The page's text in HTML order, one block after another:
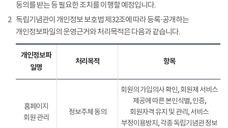
동의를 받는 등 필요한 조치를 이행할 예정입니다.
2 독립기념관이 개인정보 보호법 제32조에 따라 등록·공개하는
개인정보파일의 운영근거와 처리목적은 다음과 같습니다.
개인정보파
일명
처리목적 항목
홈페이지
회원 관리
정보주체 동의
회원의 가입의사 확인, 회원제 서비스
제공에 따른 본인식별, 인증,
회원자격 유지 및 관리, 서비스
부정이용방지, 각종 독립기념관 정보